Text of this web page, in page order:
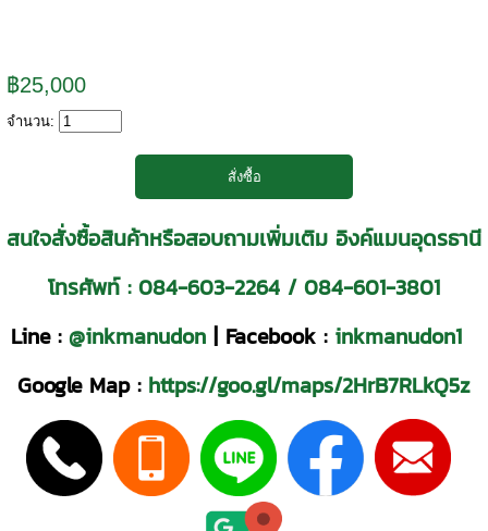
฿25,000
จำนวน:
สนใจสั่งซื้อสินค้าหรือสอบถามเพิ่มเติม อิงค์แมนอุดรธานี
โทรศัพท์ : 084-603-2264/ 084-601-3801
Line : @inkmanudon | Facebook : inkmanudon1
Google Map : https://goo.gl/maps/2HrB7RLkQ5z